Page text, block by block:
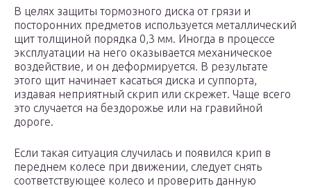
В целях защиты тормозного диска от грязи и
посторонних предметов используется металлический
щит толщиной порядка 0,3 мм. Иногда в процессе
эксплуатации на него оказывается механическое
воздействие, и он деформируется. В результате
этого щит начинает касаться диска и суппорта,
издавая неприятный скрип или скрежет. Чаще всего
это случается на бездорожье или на гравийной
дороге.
Если такая ситуация случилась и появился крип в
переднем колесе при движении, следует снять
соответствующее колесо и проверить данную